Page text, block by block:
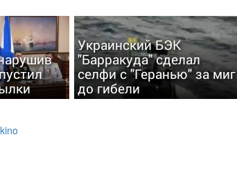
Украинский БЭК
"Барракуда" сделал
селфи с "Геранью" за миг
до гибели